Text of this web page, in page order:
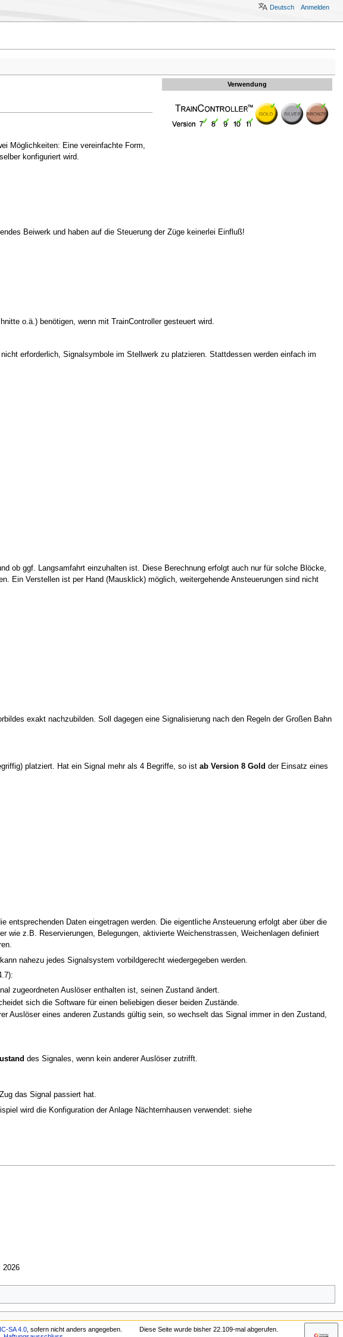
Verwendung
Möglichkeiten: Eine vereinfachte Form,
konfiguriert wird.
Beiwerk und haben auf die Steuerung der Züge keinerlei Einfluß!
o.ä.) benötigen, wenn mit TrainController gesteuert wird.
erforderlich, Signalsymbole im Stellwerk zu platzieren. Stattdessen werden einfach im
ob ggf. Langsamfahrt einzuhalten ist. Diese Berechnung erfolgt auch nur für solche Blöcke,
Ein Verstellen ist per Hand (Mausklick) möglich, weitergehende Ansteuerungen sind nicht
exakt nachzubilden. Soll dagegen eine Signalisierung nach den Regeln der Großen Bahn
platziert. Hat ein Signal mehr als 4 Begriffe, so ist ab Version 8 Gold der Einsatz eines
entsprechenden Daten eingetragen werden. Die eigentliche Ansteuerung erfolgt aber über die
wie z.B. Reservierungen, Belegungen, aktivierte Weichenstrassen, Weichenlagen definiert
nahezu jedes Signalsystem vorbildgerecht wiedergegeben werden.
zugeordneten Auslöser enthalten ist, seinen Zustand ändert.
sich die Software für einen beliebigen dieser beiden Zustände.
Auslöser eines anderen Zustands gültig sein, so wechselt das Signal immer in den Zustand,
des Signales, wenn kein anderer Auslöser zutrifft.
das Signal passiert hat.
wird die Konfiguration der Anlage Nächternhausen verwendet: siehe
2026
Deutsch Anmelden
SA 4.0, sofern nicht anders angegeben.
Diese Seite wurde bisher 22.109-mal abgerufen.